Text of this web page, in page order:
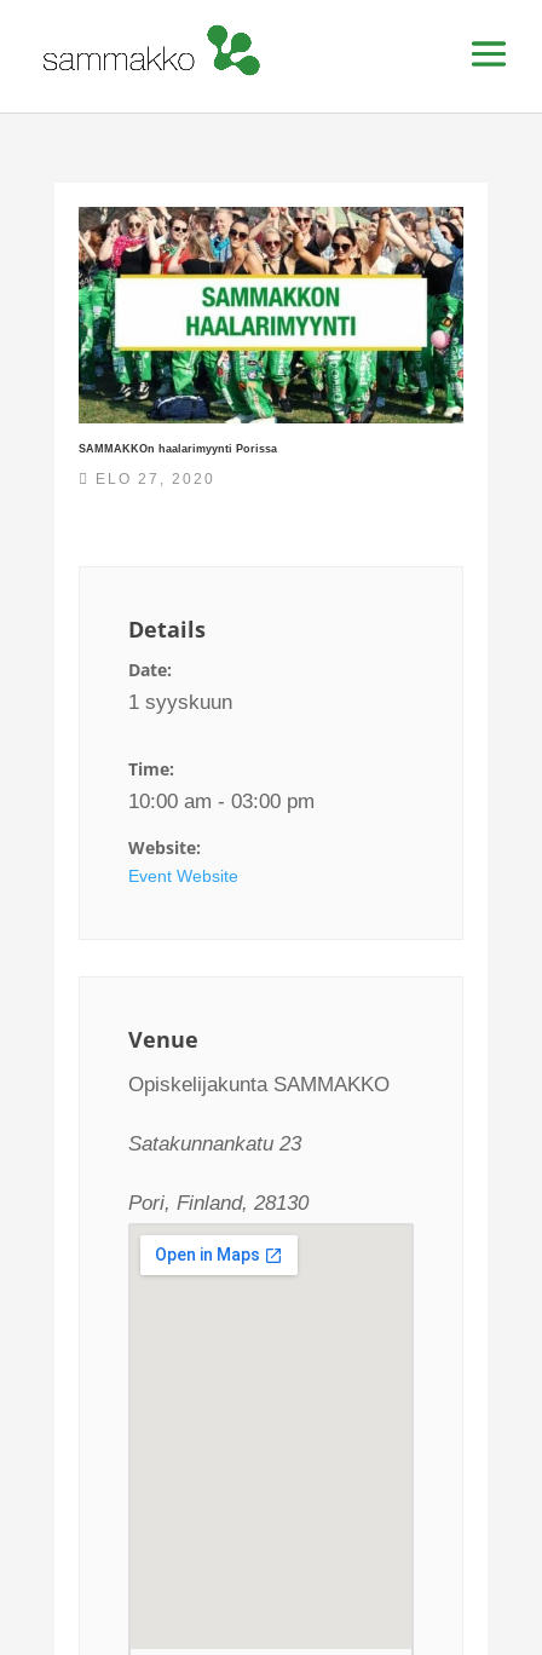
SAMMAKKOn haalarimyynti Porissa
ELO 27, 2020
Details
Date:
1 syyskuun
Time:
10:00 am - 03:00 pm
Website:
Event Website
Venue
Opiskelijakunta SAMMAKKO
Satakunnankatu 23
Pori, Finland, 28130